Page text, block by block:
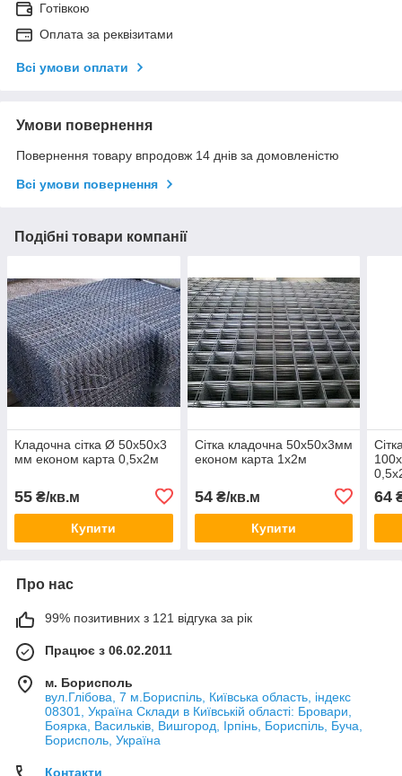
Готівкою
Оплата за реквізитами
Всі умови оплати
Умови повернення
Повернення товару впродовж 14 днів за домовленістю
Всі умови повернення
Подібні товари компанії
Кладочна сітка Ø 50х50х3
мм економ карта 0,5х2м
55 ₴/кв.м
Купити
Сітка кладочна 50х50х3мм
економ карта 1х2м
54₴/кв.м
Купити
64
Про нас
99% позитивних з 121 відгука за рік
Працює з 06.02.2011
м. Борисполь
вул.Глібова, 7 м.Бориспіль, Київська область, індекс
08301, Україна Склади в Київській області: Бровари,
Боярка, Васильків, Вишгород, Ірпінь, Бориспіль, Буча,
Борисполь, Україна
Контакти